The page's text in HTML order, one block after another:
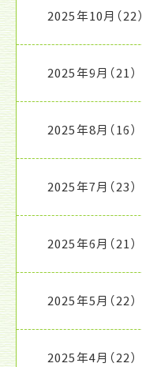
2025年10月 （22）
2025年9月 （21）
2025年8月 （16）
2025年7月 （23）
2025年6月 （21）
2025年5月 （22）
2025年4月 （22）